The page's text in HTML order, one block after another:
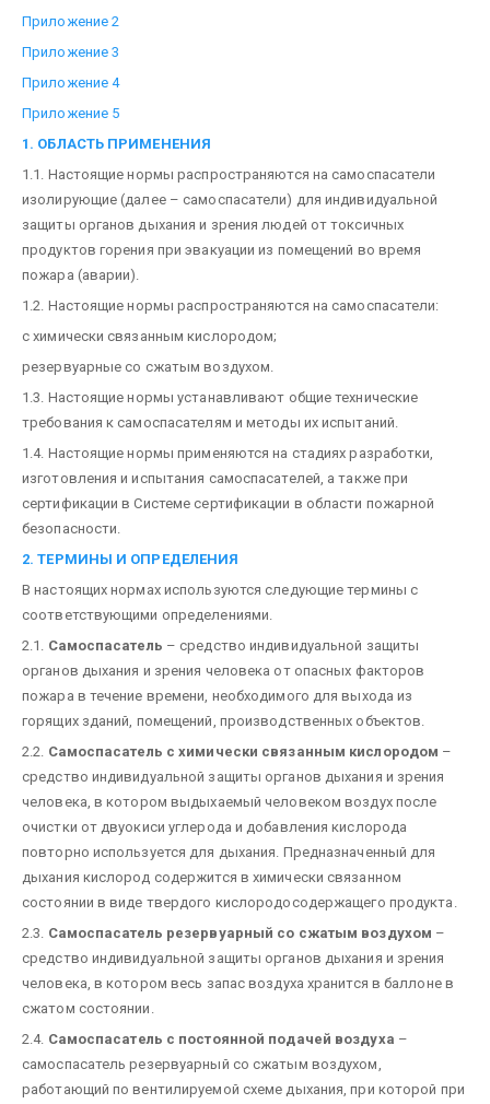
Приложение 2
Приложение 3
Приложение 4
Приложение 5
1. ОБЛАСТЬ ПРИМЕНЕНИЯ
1.1. Настоящие нормы распространяются на самоспасатели
изолирующие (далее – самоспасатели) для индивидуальной
защиты органов дыхания и зрения людей от токсичных
продуктов горения при эвакуации из помещений во время
пожара (аварии).
1.2. Настоящие нормы распространяются на самоспасатели:
с химически связанным кислородом;
резервуарные со сжатым воздухом.
1.3. Настоящие нормы устанавливают общие технические
требования к самоспасателям и методы их испытаний.
1.4. Настоящие нормы применяются на стадиях разработки,
изготовления и испытания самоспасателей, а также при
сертификации в Системе сертификации в области пожарной
безопасности.
2. ТЕРМИНЫ И ОПРЕДЕЛЕНИЯ
В настоящих нормах используются следующие термины с
соответствующими определениями.
2.1. Самоспасатель – средство индивидуальной защиты
органов дыхания и зрения человека от опасных факторов
пожара в течение времени, необходимого для выхода из
горящих зданий, помещений, производственных объектов.
2.2. Самоспасатель с химически связанным кислородом –
средство индивидуальной защиты органов дыхания и зрения
человека, в котором выдыхаемый человеком воздух после
очистки от двуокиси углерода и добавления кислорода
повторно используется для дыхания. Предназначенный для
дыхания кислород содержится в химически связанном
состоянии в виде твердого кислородосодержащего продукта.
2.3. Самоспасатель резервуарный со сжатым воздухом –
средство индивидуальной защиты органов дыхания и зрения
человека, в котором весь запас воздуха хранится в баллоне в
сжатом состоянии.
2.4. Самоспасатель с постоянной подачей воздуха –
самоспасатель резервуарный со сжатым воздухом,
работающий по вентилируемой схеме дыхания, при которой при